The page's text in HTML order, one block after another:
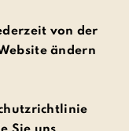
von der
ändern